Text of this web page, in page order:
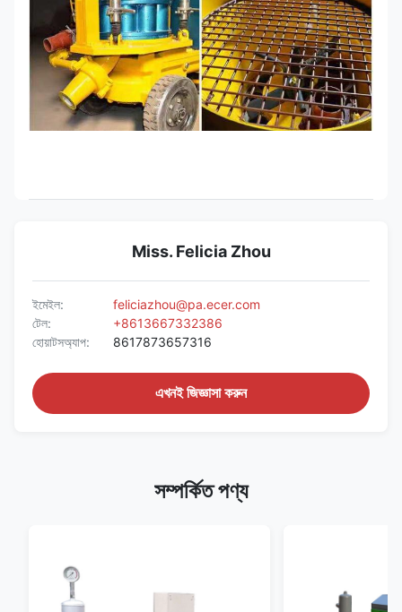
Miss. Felicia Zhou
ইমেইল:
feliciazhou@pa.ecer.com
টেল:
+8613667332386
হোয়াটসঅ্যাপ:
8617873657316
এখনই জিজ্ঞাসা করুন
সম্পর্কিত পণ্য